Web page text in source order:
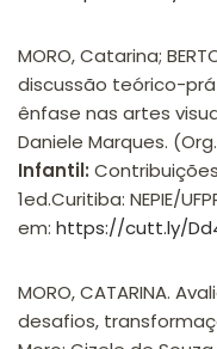
MORO, Catarina;
discussão teórico-
ênfase nas artes
Daniele Marques.
Infantil:
1ed.Curitiba: NEPIE/
em: https://cutt.ly/
MORO, CATARINA.
desafios,